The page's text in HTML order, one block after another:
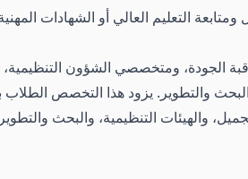
التعليم العالي أو الشهادات
ومتخصصي الشؤون التنظيمية،
والتطوير. يزود هذا التخصص الطلاب
والهيئات التنظيمية، والبحث